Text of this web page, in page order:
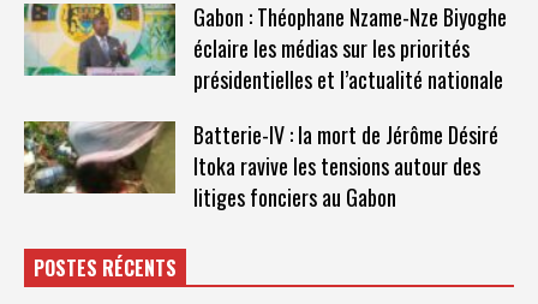
Gabon : Théophane Nzame-Nze Biyoghe
éclaire les médias sur les priorités
présidentielles et l’actualité nationale
Batterie-IV : la mort de Jérôme Désiré
Itoka ravive les tensions autour des
litiges fonciers au Gabon
POSTES RÉCENTS